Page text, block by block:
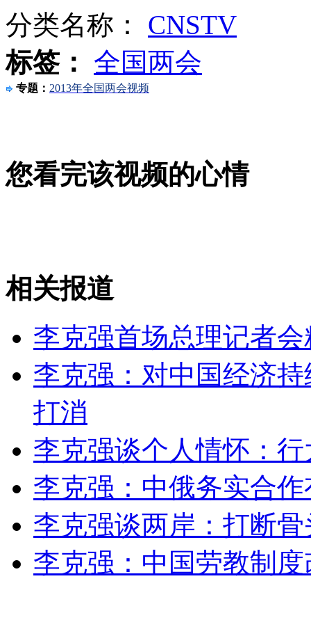
走！跟着总书记去植树
分类名称： CNSTV
标签：
全国两会
专题： 2013年全国两会视频
您看完该视频的心情
相关报道
李克强首场总理记者
李克强：对中国经济
打消
李克强谈个人情怀：
李克强：中俄务实合
李克强谈两岸：打断
李克强：中国劳教制